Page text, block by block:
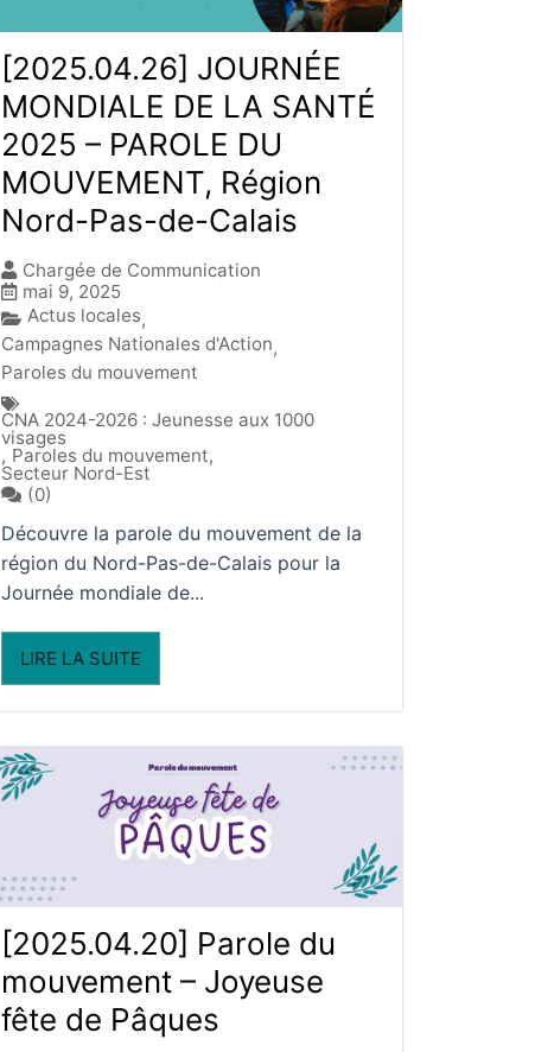
[2025.04.26] JOURNÉE
MONDIALE DE LA SANTÉ
2025 – PAROLE DU
MOUVEMENT, Région
Nord-Pas-de-Calais
Chargée de Communication
mai 9, 2025
Actus locales,
Campagnes Nationales d'Action,
Paroles du mouvement
CNA 2024-2026 : Jeunesse aux 1000
visages
, Paroles du mouvement,
Secteur Nord-Est
(0)
Découvre la parole du mouvement de la
région du Nord-Pas-de-Calais pour la
Journée mondiale de...
LIRE LA SUITE
[2025.04.20] Parole du
mouvement – Joyeuse
fête de Pâques​